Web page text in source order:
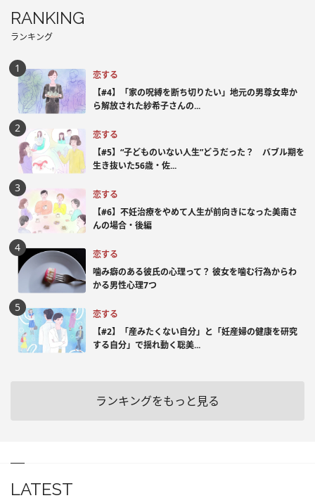
RANKING
ランキング
恋する
【#4】「家の呪縛を断ち切りたい」地元の男尊女卑か
ら解放された紗希子さんの...
恋する
【#5】“子どものいない人生”どうだった？ バブル期を
生き抜いた56歳・佐...
恋する
【#6】不妊治療をやめて人生が前向きになった美南さ
んの場合・後編
恋する
噛み癖のある彼氏の心理って？ 彼女を噛む行為からわ
かる男性心理7つ
恋する
【#2】「産みたくない自分」と「妊産婦の健康を研究
する自分」で揺れ動く聡美...
ランキングをもっと見る
LATEST